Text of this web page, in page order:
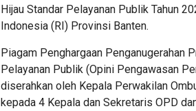
Hijau Standar Pelayanan Publik Tahun
Indonesia (RI) Provinsi Banten.
Piagam Penghargaan Penganugerahan
Pelayanan Publik (Opini Pengawasan
diserahkan oleh Kepala Perwakilan
kepada 4 Kepala dan Sekretaris OPD